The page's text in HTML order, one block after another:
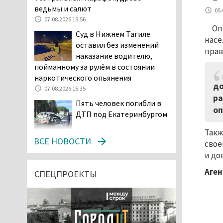
и
ведьмы и салют
07.08.2026 15:56
Суд в Нижнем Тагиле
оставил без изменений
наказание водителю,
пойманному за рулём в состоянии
наркотического опьянения
07.08.2026 15:35
Пять человек погибли в
ДТП под Екатеринбургом
проникли в квартиру
через балкон, чтобы
07.08.2026 14:20
В Красноуральске хитрый
водитель BMW ездил с
ВСЕ НОВОСТИ
СПЕЦПРОЕКТЫ